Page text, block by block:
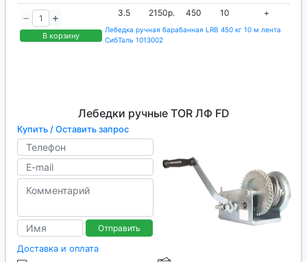
В корзину
3.5 2150р. 450 10 +
Лебедка ручная барабанная LRB 450 кг 10 м лента
СибТаль 1013002
Лебедки ручные TOR ЛФ FD
Купить / Оставить запрос
Отправить
Доставка и оплата